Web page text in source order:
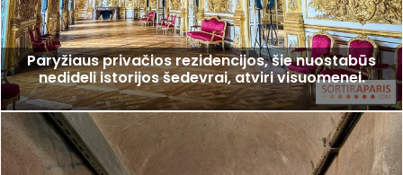
Paryžiaus privačios rezidencijos, šie nuostabūs
nedideli istorijos šedevrai, atviri visuomenei.